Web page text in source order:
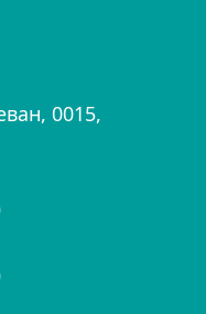
0015,